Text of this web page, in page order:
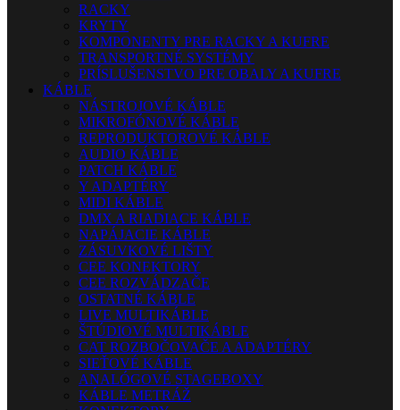
RACKY
KRYTY
KOMPONENTY PRE RACKY A KUFRE
TRANSPORTNÉ SYSTÉMY
PRÍSLUŠENSTVO PRE OBALY A KUFRE
KÁBLE
NÁSTROJOVÉ KÁBLE
MIKROFÓNOVÉ KÁBLE
REPRODUKTOROVÉ KÁBLE
AUDIO KÁBLE
PATCH KÁBLE
Y ADAPTÉRY
MIDI KÁBLE
DMX A RIADIACE KÁBLE
NAPÁJACIE KÁBLE
ZÁSUVKOVÉ LIŠTY
CEE KONEKTORY
CEE ROZVÁDZAČE
OSTATNÉ KÁBLE
LIVE MULTIKÁBLE
ŠTÚDIOVÉ MULTIKÁBLE
CAT ROZBOČOVAČE A ADAPTÉRY
SIEŤOVÉ KÁBLE
ANALÓGOVÉ STAGEBOXY
KÁBLE METRÁŽ